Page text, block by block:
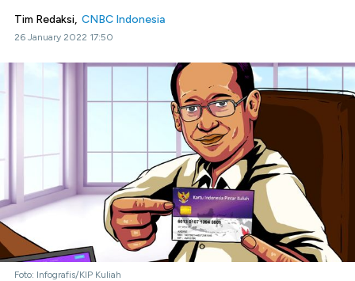
Tim Redaksi, CNBC Indonesia
26 January 2022 17:50
Foto: Infografis/KIP Kuliah